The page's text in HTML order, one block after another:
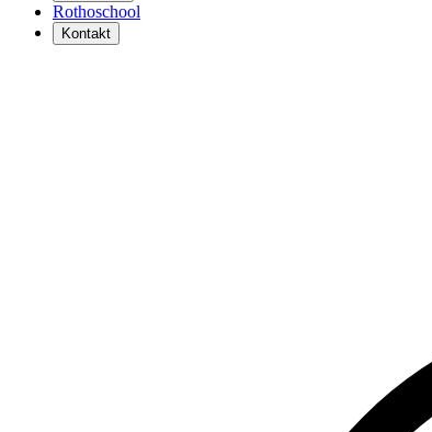
Rothoschool
Kontakt